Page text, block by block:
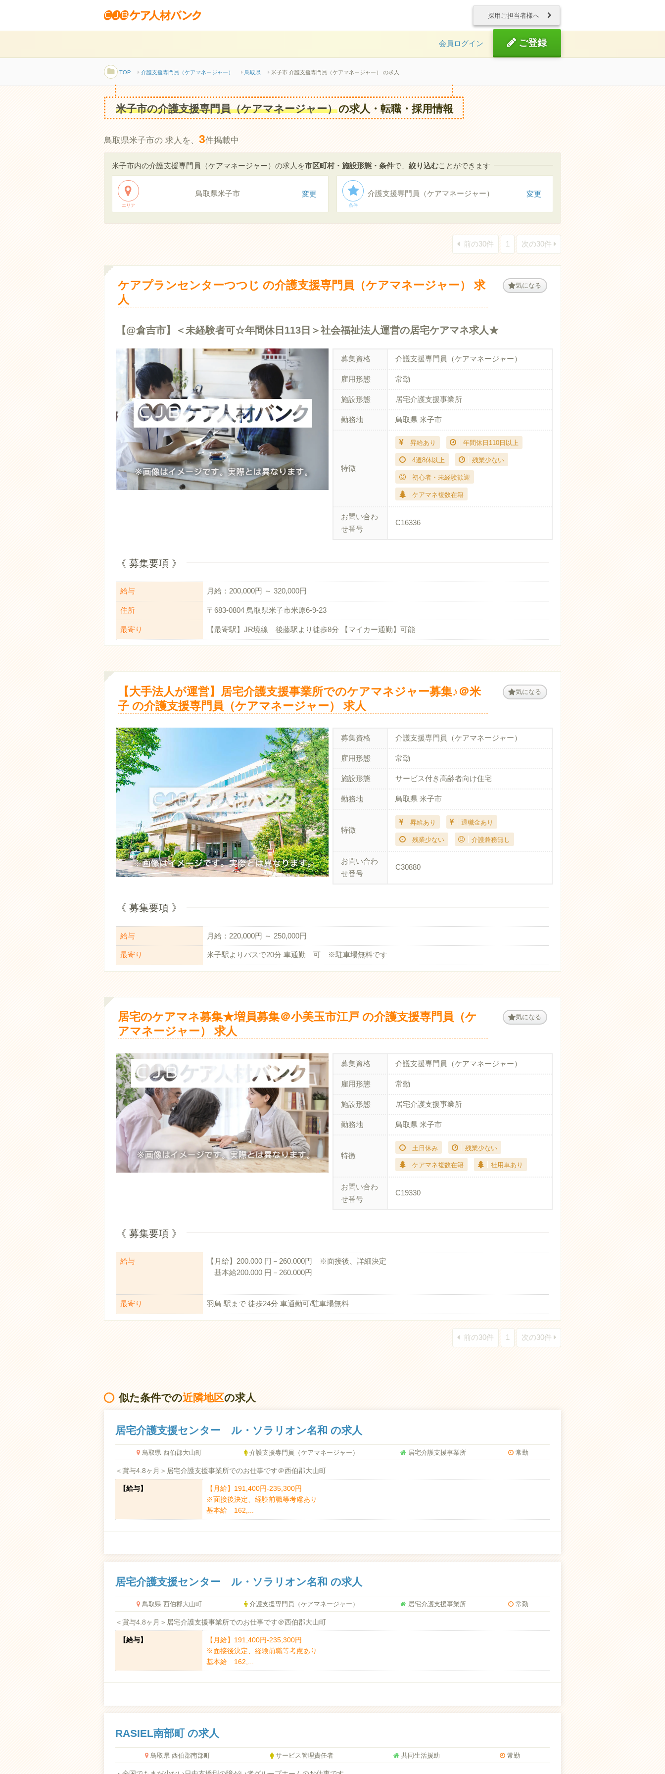
採用ご担当者様へ
会員ログイン ご登録
TOP 介護支援専門員（ケアマネージャー） 鳥取県 米子市 介護支援専門員（ケアマネージャー） の求人
米子市の介護支援専門員（ケアマネージャー）の求人・転職・採用情報
鳥取県米子市の 求人を、 3件掲載中
米子市内の介護支援専門員（ケアマネージャー）の求人を市区町村・施設形態・条件で、 絞り込むことができます
エリア
鳥取県米子市 変更
条件
介護支援専門員（ケアマネージャー） 変更
前の30件 1 次の30件
ケアプランセンターつつじ の介護支援専門員（ケアマネージャー） 求
人
気になる
【@倉吉市】＜未経験者可☆年間休日113日＞社会福祉法人運営の居宅ケアマネ求人★
募集資格 介護支援専門員（ケアマネージャー）
雇用形態 常勤
施設形態 居宅介護支援事業所
勤務地 鳥取県 米子市
特徴
昇給あり 年間休日110日以上
4週8休以上 残業少ない
初心者・未経験歓迎
ケアマネ複数在籍
お問い合わ
せ番号
C16336
《 募集要項 》
給与 月給：200,000円 ～ 320,000円
住所 〒683-0804 鳥取県米子市米原6-9-23
最寄り 【最寄駅】JR境線 後藤駅より徒歩8分 【マイカー通勤】可能
【大手法人が運営】居宅介護支援事業所でのケアマネジャー募集♪＠米
子 の介護支援専門員（ケアマネージャー） 求人
気になる
募集資格 介護支援専門員（ケアマネージャー）
雇用形態 常勤
施設形態 サービス付き高齢者向け住宅
勤務地 鳥取県 米子市
特徴
昇給あり 退職金あり
残業少ない 介護兼務無し
お問い合わ
せ番号
C30880
《 募集要項 》
給与 月給：220,000円 ～ 250,000円
最寄り 米子駅よりバスで20分 車通勤 可 ※駐車場無料です
居宅のケアマネ募集★増員募集＠小美玉市江戸 の介護支援専門員（ケ
アマネージャー） 求人
気になる
募集資格 介護支援専門員（ケアマネージャー）
雇用形態 常勤
施設形態 居宅介護支援事業所
勤務地 鳥取県 米子市
特徴
土日休み 残業少ない
ケアマネ複数在籍 社用車あり
お問い合わ
せ番号
C19330
《 募集要項 》
給与
【月給】200.000 円－260.000円 ※面接後、詳細決定
基本給200.000 円－260.000円
最寄り 羽鳥 駅まで 徒歩24分 車通勤可/駐車場無料
前の30件 1 次の30件
似た条件での近隣地区の求人
居宅介護支援センター ル・ソラリオン名和 の求人
鳥取県 西伯郡大山町 介護支援専門員（ケアマネージャー） 居宅介護支援事業所 常勤
＜賞与4.8ヶ月＞居宅介護支援事業所でのお仕事です＠西伯郡大山町
【給与】
【月給】191,400円-235,300円
※面接後決定、経験前職等考慮あり
基本給 162,...
居宅介護支援センター ル・ソラリオン名和 の求人
鳥取県 西伯郡大山町 介護支援専門員（ケアマネージャー） 居宅介護支援事業所 常勤
＜賞与4.8ヶ月＞居宅介護支援事業所でのお仕事です＠西伯郡大山町
【給与】
【月給】191,400円-235,300円
※面接後決定、経験前職等考慮あり
基本給 162,...
RASIEL南部町 の求人
鳥取県 西伯郡南部町 サービス管理責任者 共同生活援助 常勤